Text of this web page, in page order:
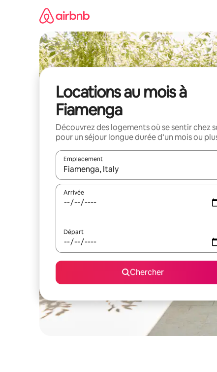
Locations au mois à
Fiamenga
Découvrez des logements où se sentir chez
pour un séjour longue durée d’un mois ou
Emplacement
Quand les résultats sont affichés, parcourez-les
Arrivée
Départ
Chercher